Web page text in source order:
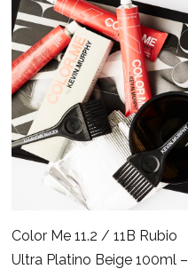
Color Me 11.2 / 11B Rubio
Ultra Platino Beige 100ml –